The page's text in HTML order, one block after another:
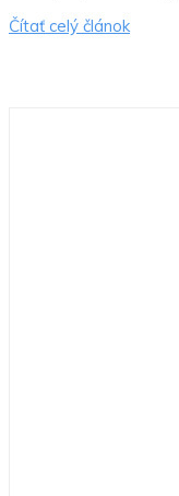
Čítať celý článok